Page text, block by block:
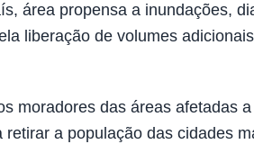
área propensa a inundações,
liberação de volumes
moradores das áreas afetadas
a população das cidades